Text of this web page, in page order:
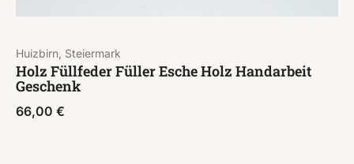
Huizbirn, Steiermark
Holz Füllfeder Füller Esche Holz Handarbeit
Geschenk
66,00 €